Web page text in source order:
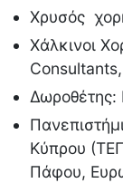
Χρυσός
Χάλκινοι
Δωροθέτης:
Κύπρου
Πάφου,